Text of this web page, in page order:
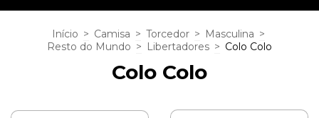
Início > Camisa > Torcedor > Masculina >
Resto do Mundo > Libertadores > Colo Colo
Colo Colo